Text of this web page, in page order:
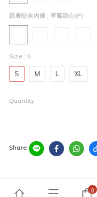
親膚貼合內褲 : 草莓甜心(p)
Size : S
S M L XL
Quantity
Share
Description